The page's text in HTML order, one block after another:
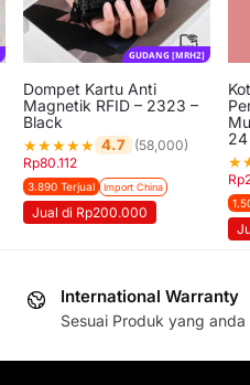
GUDANG [MRH2]
Dompet Kartu Anti
Magnetik RFID – 2323 –
Black
★★★★★ 4.7 (58,000)
Rp80.112
3.890 Terjual Import China
Jual di Rp200.000
24
★
Rp
International Warranty
Sesuai Produk yang anda